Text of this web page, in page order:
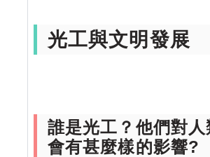
光工與文明發展
誰是光工？他們對人
會有甚麼樣的影響?